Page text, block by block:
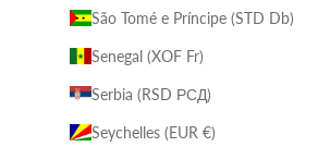
São Tomé e Príncipe (STD Db)
Senegal (XOF Fr)
Serbia (RSD РСД)
Seychelles (EUR €)